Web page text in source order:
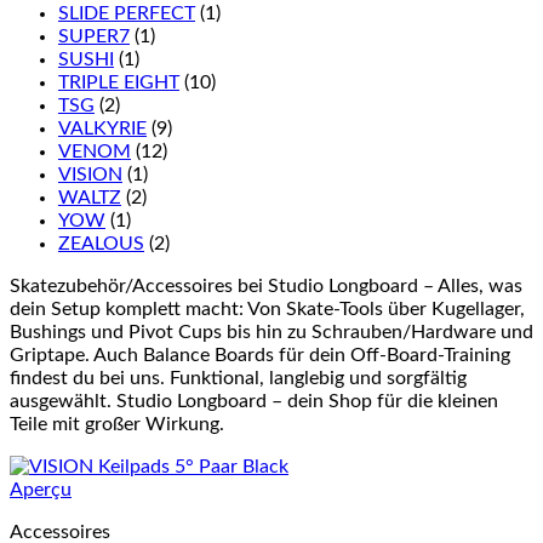
SLIDE PERFECT (1)
SUPER7 (1)
SUSHI
(1)
TRIPLE EIGHT (10)
TSG (2)
VALKYRIE (9)
VENOM (12)
VISION (1)
WALTZ (2)
YOW (1)
ZEALOUS (2)
Skatezubehör/Accessoires bei Studio Longboard – Alles, was
dein Setup komplett macht: Von Skate-Tools über Kugellager,
Bushings und Pivot Cups bis hin zu Schrauben/Hardware und
Griptape. Auch Balance Boards für dein Off-Board-Training
findest du bei uns. Funktional, langlebig und sorgfältig
ausgewählt. Studio Longboard – dein Shop für die kleinen
Teile mit großer Wirkung.
Aperçu
Accessoires